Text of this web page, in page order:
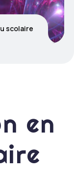
scolaire
en